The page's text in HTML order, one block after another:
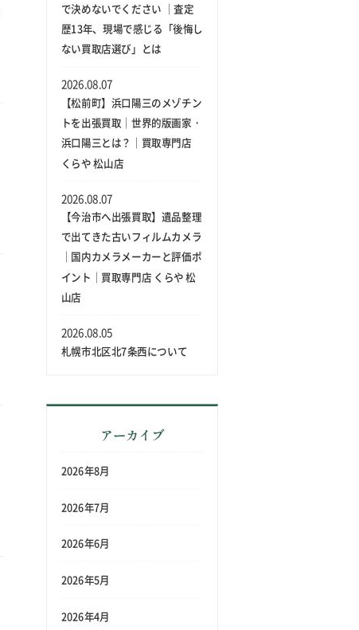
で決めないでください ｜査定
歴13年、現場で感じる「後悔し
ない買取店選び」とは
【松前町】浜口陽三のメゾチン
トを出張買取｜世界的版画家・
浜口陽三とは？｜買取専門店
くらや 松山店
2026.08.07
【今治市へ出張買取】遺品整理
で出てきた古いフィルムカメラ
｜国内カメラメーカーと評価ポ
イント｜買取専門店 くらや 松
山店
2026.08.07
札幌市北区北7条西について
2026.08.05
アーカイブ
2026年8月
2026年7月
2026年6月
2026年5月
2026年4月